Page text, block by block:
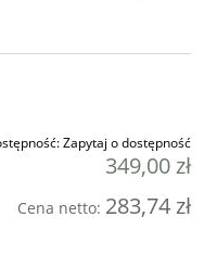
Zapytaj o dostępność
349,00 zł
Cena netto: 283,74 zł